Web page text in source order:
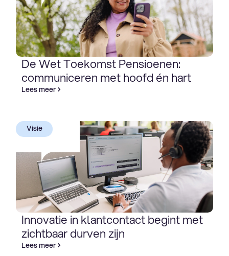
De Wet Toekomst Pensioenen:
communiceren met hoofd én hart
Lees meer
Visie
Innovatie in klantcontact begint met
zichtbaar durven zijn
Lees meer